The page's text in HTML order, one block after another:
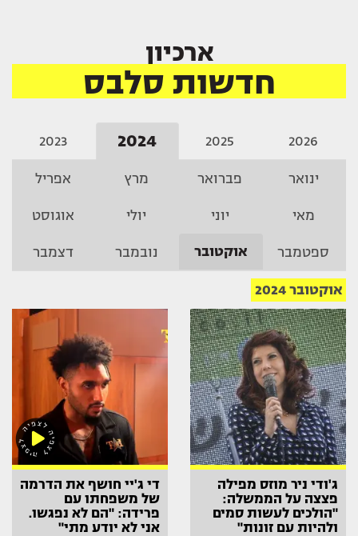
ארכיון
חדשות סלבס
2026
2025
2024
2023
ינואר פברואר מרץ אפריל
מאי יוני יולי אוגוסט
ספטמבר אוקטובר נובמבר דצמבר
אוקטובר 2024
ג'ודי ניר מוזס מפילה
פצצה על הממשלה:
"הולכים לעשות סמים
ולהיות עם זונות"
די ג'יי חושף את הדרמה
של משפחתו עם
פרידה: "הם לא נפגשו.
אני לא יודע מתי"